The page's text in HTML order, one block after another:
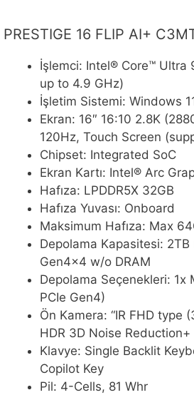
PRESTIGE 16 FLIP AI+
İşlemci: Intel® Core™ Ultra
up to 4.9 GHz)
İşletim Sistemi: Windows
Ekran: 16″ 16:10 2.8K
120Hz, Touch Screen
Chipset: Integrated SoC
Ekran Kartı: Intel® Arc
Hafıza: LPDDR5X 32GB
Hafıza Yuvası: Onboard
Maksimum Hafıza: Max
Depolama Kapasitesi: 2TB
Gen4x4 w/o DRAM
Depolama Seçenekleri: 1x
PCIe Gen4)
Ön Kamera: “IR FHD type
HDR 3D Noise Reduction+
Klavye: Single Backlit
Copilot Key
Pil: 4-Cells, 81 Whr